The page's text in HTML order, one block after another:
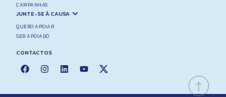
CAMPANHAS
JUNTE-SE À CAUSA
QUERO APOIAR
SER APOIADO
CONTACTOS